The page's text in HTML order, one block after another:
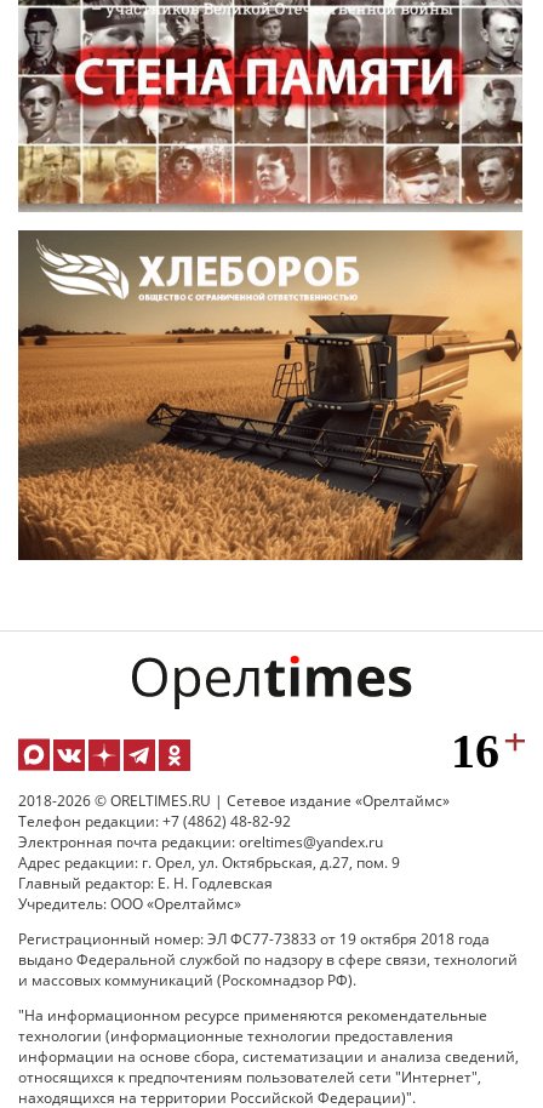
2018-2026 © ORELTIMES.RU | Сетевое издание «Орелтаймс»
Телефон редакции: +7 (4862) 48-82-92
Электронная почта редакции: oreltimes@yandex.ru
Адрес редакции: г. Орел, ул. Октябрьская, д.27, пом. 9
Главный редактор: Е. Н. Годлевская
Учредитель: ООО «Орелтаймс»
Регистрационный номер: ЭЛ ФС77-73833 от 19 октября 2018 года
выдано Федеральной службой по надзору в сфере связи, технологий
и массовых коммуникаций (Роскомнадзор РФ).
"На информационном ресурсе применяются рекомендательные
технологии (информационные технологии предоставления
информации на основе сбора, систематизации и анализа сведений,
относящихся к предпочтениям пользователей сети "Интернет",
находящихся на территории Российской Федерации)".